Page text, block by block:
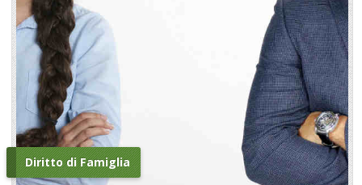
Diritto di Famiglia